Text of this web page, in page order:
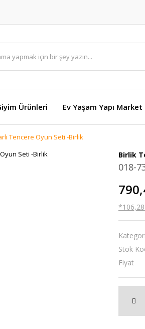
Ürünleri Ev Yaşam Yapı
Tencere Oyun Seti -Birlik
Birlik
018-
Kategori
Stok
Fiyat